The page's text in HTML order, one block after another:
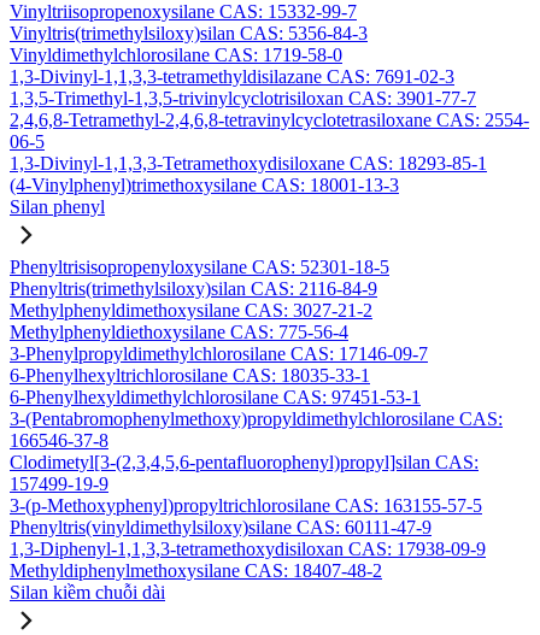
Vinyltriisopropenoxysilane CAS: 15332-99-7
Vinyltris(trimethylsiloxy)silan CAS: 5356-84-3
Vinyldimethylchlorosilane CAS: 1719-58-0
1,3-Divinyl-1,1,3,3-tetramethyldisilazane CAS: 7691-02-3
1,3,5-Trimethyl-1,3,5-trivinylcyclotrisiloxan CAS: 3901-77-7
2,4,6,8-Tetramethyl-2,4,6,8-tetravinylcyclotetrasiloxane CAS: 2554-
06-5
1,3-Divinyl-1,1,3,3-Tetramethoxydisiloxane CAS: 18293-85-1
(4-Vinylphenyl)trimethoxysilane CAS: 18001-13-3
Silan phenyl
Phenyltrisisopropenyloxysilane CAS: 52301-18-5
Phenyltris(trimethylsiloxy)silan CAS: 2116-84-9
Methylphenyldimethoxysilane CAS: 3027-21-2
Methylphenyldiethoxysilane CAS: 775-56-4
3-Phenylpropyldimethylchlorosilane CAS: 17146-09-7
6-Phenylhexyltrichlorosilane CAS: 18035-33-1
6-Phenylhexyldimethylchlorosilane CAS: 97451-53-1
3-(Pentabromophenylmethoxy)propyldimethylchlorosilane CAS:
166546-37-8
Clodimetyl[3-(2,3,4,5,6-pentafluorophenyl)propyl]silan CAS:
157499-19-9
3-(p-Methoxyphenyl)propyltrichlorosilane CAS: 163155-57-5
Phenyltris(vinyldimethylsiloxy)silane CAS: 60111-47-9
1,3-Diphenyl-1,1,3,3-tetramethoxydisiloxan CAS: 17938-09-9
Methyldiphenylmethoxysilane CAS: 18407-48-2
Silan kiềm chuỗi dài